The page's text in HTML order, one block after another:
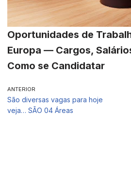
Oportunidades de
Europa — Cargos,
Como se Candidatar
ANTERIOR
São diversas vagas para hoje
veja… SÃO 04 Áreas